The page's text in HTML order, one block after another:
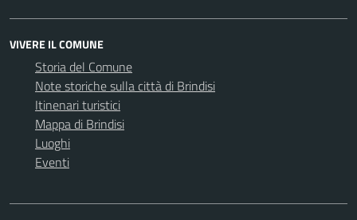
VIVERE IL COMUNE
Storia del Comune
Note storiche sulla città di Brindisi
Itinenari turistici
Mappa di Brindisi
Luoghi
Eventi